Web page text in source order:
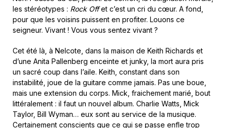
les stéréotypes : Rock Offet c’est un cri du cœur. A fond,
pour que les voisins puissent en profiter. Louons ce
seigneur. Vivant ! Vous vous sentez vivant ?
Cet été là, à Nelcote, dans la maison de Keith Richards et
d’une Anita Pallenberg enceinte et junky, la mort aura pris
un sacré coup dans l’aile. Keith, constant dans son
instabilité, joue de la guitare comme jamais. Pas une boue,
mais une extension du corps. Mick, fraichement marié, bout
littéralement : il faut un nouvel album. Charlie Watts, Mick
Taylor, Bill Wyman… eux sont au service de la musique.
Certainement conscients que ce qui se passe enfle trop